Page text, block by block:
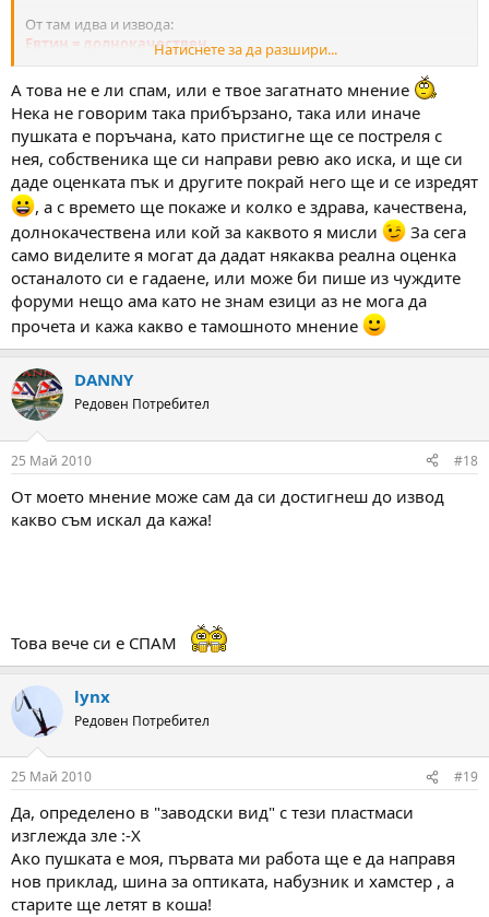
От там идва и извода:
Евтин = долнокачественНатиснете за да разшири...
A това не е ли спам, или е твое загатнато мнение
Нека не говорим така прибързано, така или иначе
пушката е поръчана, като пристигне ще се постреля с
нея, собственика ще си направи ревю ако иска, и ще си
даде оценката пък и другите покрай него ще и се изредят
, а с времето ще покаже и колко е здрава, качествена,
долнокачествена или кой за каквото я мисли
За сега
само виделите я могат да дадат някаква реална оценка
останалото си е гадаене, или може би пише из чуждите
форуми нещо ама като не знам езици аз не мога да
прочета и кажа какво е тамошното мнение
DANNY
Редовен Потребител
25 Май 2010 #18
От моето мнение може сам да си достигнеш до извод
какво съм искал да кажа!
Това вече си е СПАМ
lynx
Редовен Потребител
25 Май 2010 #19
Да, определено в "заводски вид" с тези пластмаси
изглежда зле :-X
Ако пушката е моя, първата ми работа ще е да направя
нов приклад, шина за оптиката, набузник и хамстер , а
старите ще летят в коша!